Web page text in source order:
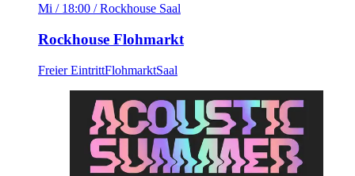
Mi / 18:00 / Rockhouse Saal
Rockhouse Flohmarkt
Freier EintrittFlohmarktSaal